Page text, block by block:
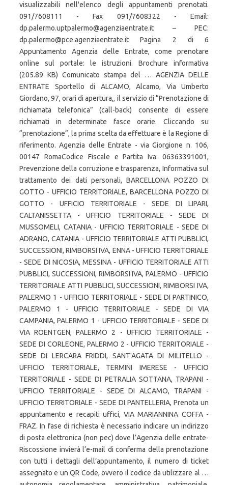
visualizzabili nell'elenco degli appuntamenti prenotati.
091/7608111 - Fax 091/7608322 - Email:
dp.palermo.uptpalermo@agenziaentrate.it – PEC:
dp.palermo@pce.agenziaentrate.it Pagina 2 di 6
Appuntamento Agenzia delle Entrate, come prenotare
online sul portale: le istruzioni. Brochure informativa
(205.89 KB) Comunicato stampa del … AGENZIA DELLE
ENTRATE Sportello di ALCAMO, Alcamo, Via Umberto
Giordano, 97, orari di apertura,, il servizio di “Prenotazione di
richiamata telefonica” (call-back) consente di essere
richiamati in determinate fasce orarie. Cliccando su
“prenotazione”, la prima scelta da effettuare è la Regione di
riferimento. Agenzia delle Entrate - via Giorgione n. 106,
00147 RomaCodice Fiscale e Partita Iva: 06363391001,
Prevenzione della corruzione e trasparenza, Informativa sul
trattamento dei dati personali, BARCELLONA POZZO DI
GOTTO - UFFICIO TERRITORIALE, BARCELLONA POZZO DI
GOTTO - UFFICIO TERRITORIALE - SEDE DI LIPARI,
CALTANISSETTA - UFFICIO TERRITORIALE - SEDE DI
MUSSOMELI, CATANIA - UFFICIO TERRITORIALE - SEDE DI
ADRANO, CATANIA - UFFICIO TERRITORIALE ATTI PUBBLICI,
SUCCESSIONI, RIMBORSI IVA, ENNA - UFFICIO TERRITORIALE
- SEDE DI NICOSIA, MESSINA - UFFICIO TERRITORIALE ATTI
PUBBLICI, SUCCESSIONI, RIMBORSI IVA, PALERMO - UFFICIO
TERRITORIALE ATTI PUBBLICI, SUCCESSIONI, RIMBORSI IVA,
PALERMO 1 - UFFICIO TERRITORIALE - SEDE DI PARTINICO,
PALERMO 1 - UFFICIO TERRITORIALE - SEDE DI VIA
CAMPANIA, PALERMO 1 - UFFICIO TERRITORIALE - SEDE DI
VIA ROENTGEN, PALERMO 2 - UFFICIO TERRITORIALE -
SEDE DI CORLEONE, PALERMO 2 - UFFICIO TERRITORIALE -
SEDE DI LERCARA FRIDDI, SANT'AGATA DI MILITELLO -
UFFICIO TERRITORIALE, TERMINI IMERESE - UFFICIO
TERRITORIALE - SEDE DI PETRALIA SOTTANA, TRAPANI -
UFFICIO TERRITORIALE - SEDE DI ALCAMO, TRAPANI -
UFFICIO TERRITORIALE - SEDE DI PANTELLERIA, Prenota un
appuntamento e recapiti uffici, VIA MARIANNINA COFFA -
FRAZ. In fase di richiesta è necessario indicare un indirizzo
di posta elettronica (non pec) dove l’Agenzia delle entrate-
Riscossione invierà l’e-mail di conferma della prenotazione
con tutti i dettagli dell’appuntamento, il numero di ticket
assegnato e un QR Code, ovvero il codice da utilizzare al …